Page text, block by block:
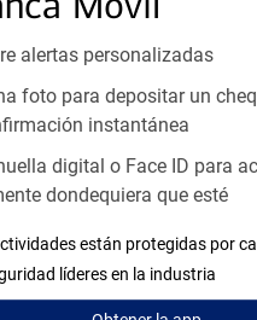
alertas personalizadas
foto para depositar un
instantánea
digital o Face ID para
dondequiera que esté
están protegidas por
líderes en la industria
No Tienen
No